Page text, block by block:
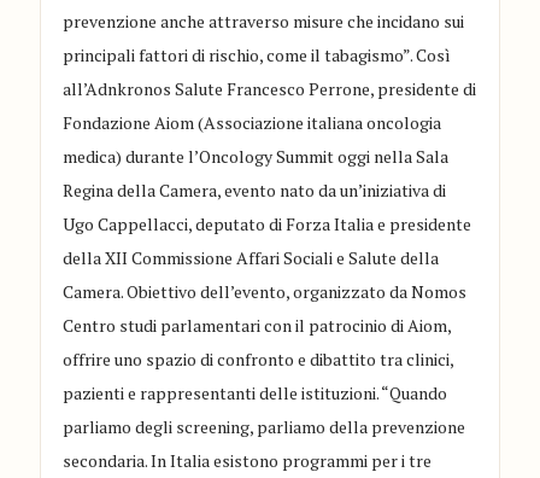
prevenzione anche attraverso misure che incidano sui
principali fattori di rischio, come il tabagismo”. Così
all’Adnkronos Salute Francesco Perrone, presidente di
Fondazione Aiom (Associazione italiana oncologia
medica) durante l’Oncology Summit oggi nella Sala
Regina della Camera, evento nato da un’iniziativa di
Ugo Cappellacci, deputato di Forza Italia e presidente
della XII Commissione Affari Sociali e Salute della
Camera. Obiettivo dell’evento, organizzato da Nomos
Centro studi parlamentari con il patrocinio di Aiom,
offrire uno spazio di confronto e dibattito tra clinici,
pazienti e rappresentanti delle istituzioni. “Quando
parliamo degli screening, parliamo della prevenzione
secondaria. In Italia esistono programmi per i tre